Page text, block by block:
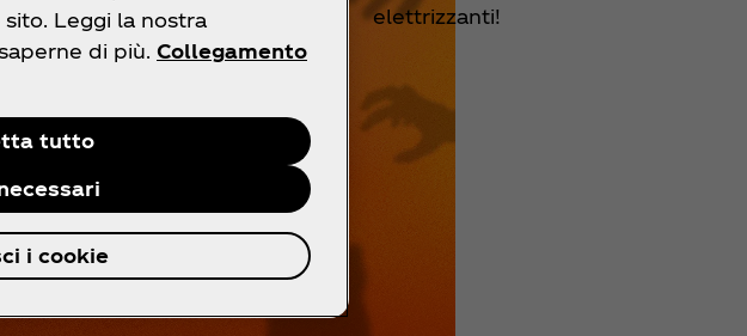
elettrizzanti!
Leggi la nostra
di più. Collegamento
tutto
i cookie